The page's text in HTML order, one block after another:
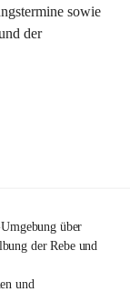
sowie
der
über
der Rebe und
und